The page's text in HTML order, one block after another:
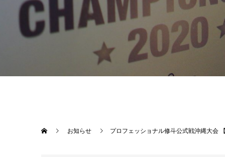
お知らせ プロフェッショナル修斗公式戦沖縄大会